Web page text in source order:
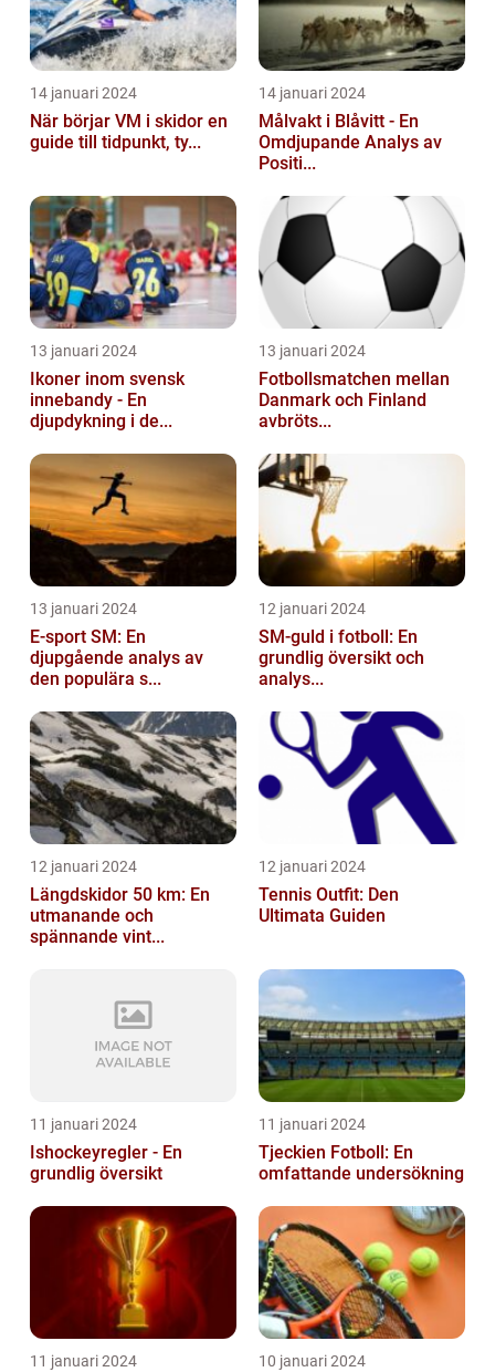
14 januari 2024
När börjar VM i skidor en
guide till tidpunkt, ty...
14 januari 2024
Målvakt i Blåvitt - En
Omdjupande Analys av
Positi...
13 januari 2024
Ikoner inom svensk
innebandy - En
djupdykning i de...
13 januari 2024
Fotbollsmatchen mellan
Danmark och Finland
avbröts...
13 januari 2024
E-sport SM: En
djupgående analys av
den populära s...
12 januari 2024
SM-guld i fotboll: En
grundlig översikt och
analys...
12 januari 2024
Längdskidor 50 km: En
utmanande och
spännande vint...
12 januari 2024
Tennis Outfit: Den
Ultimata Guiden
11 januari 2024
Ishockeyregler - En
grundlig översikt
11 januari 2024
Tjeckien Fotboll: En
omfattande undersökning
11 januari 2024 10 januari 2024